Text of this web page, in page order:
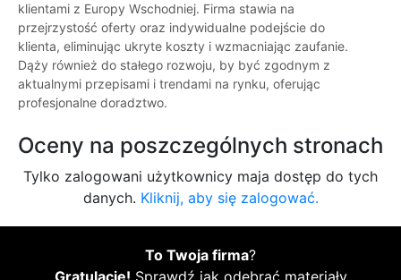
klientami z Europy Wschodniej. Firma stawia na
przejrzystość oferty oraz indywidualne podejście do
klienta, eliminując ukryte koszty i wzmacniając zaufanie.
Dąży również do stałego rozwoju, by być zgodnym z
aktualnymi przepisami i trendami na rynku, oferując
profesjonalne doradztwo.
Oceny na poszczególnych stronach
Tylko zalogowani użytkownicy maja dostęp do tych
danych. Kliknij, aby się zalogować.
To Twoja firma?